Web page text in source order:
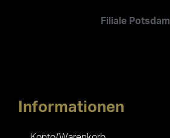
Filiale Potsdam
Informationen